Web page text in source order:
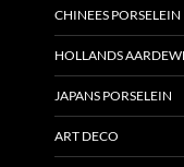
CHINEES PORSELEIN
HOLLANDS
JAPANS PORSELEIN
ART DECO